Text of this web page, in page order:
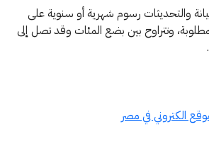
والتحديثات رسوم شهرية أو سنوية على
وتتراوح بين بضع المئات وقد تصل إلى
الكتروني في مصر